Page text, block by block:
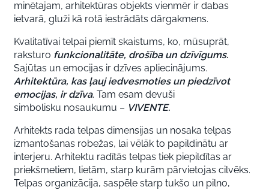
minētajam, arhitektūras objekts vienmēr ir dabas
ietvarā, gluži kā rotā iestrādāts dārgakmens.
Kvalitatīvai telpai piemīt skaistums, ko, mūsuprāt,
raksturo funkcionalitāte, drošība un dzīvīgums.
Sajūtas un emocijas ir dzīves apliecinājums.
Arhitektūra, kas ļauj iedvesmoties un piedzīvot
emocijas, ir dzīva. Tam esam devuši
simbolisku nosaukumu – VIVENTE.
Arhitekts rada telpas dimensijas un nosaka telpas
izmantošanas robežas, lai vēlāk to papildinātu ar
interjeru. Arhitektu radītās telpas tiek piepildītas ar
priekšmetiem, lietām, starp kurām pārvietojas cilvēks.
Telpas organizācija, saspēle starp tukšo un pilno,